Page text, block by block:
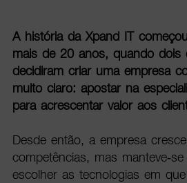
A história da Xpand IT
mais de 20 anos, quando dois
decidiram criar uma empresa
muito claro: apostar na
para acrescentar valor aos
Desde então, a empresa
competências, mas manteve-
escolher as tecnologias em